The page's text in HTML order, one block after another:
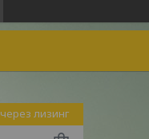
лизинг